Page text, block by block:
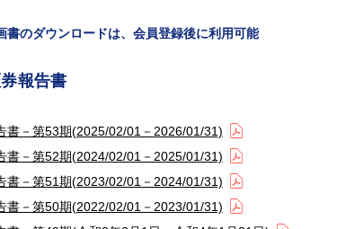
ご案内
書のダウンロードは、会員登録後に利用可能
報告書
書－第53期(2025/02/01－2026/01/31)
書－第52期(2024/02/01－2025/01/31)
書－第51期(2023/02/01－2024/01/31)
書－第50期(2022/02/01－2023/01/31)